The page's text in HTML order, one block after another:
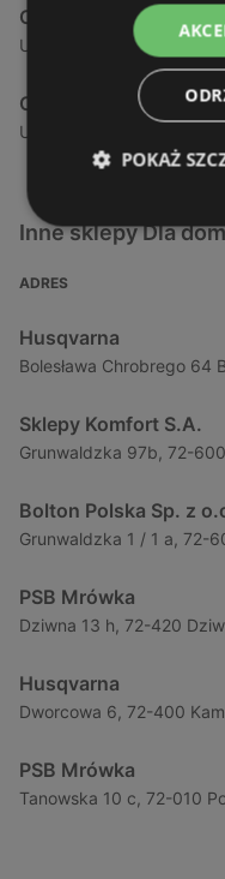
Castorama
Ul. Stargardzka 1b, 73-
Castorama
Ul. Paderewskiego 2, 75-
Inne sklepy Dla
ADRES
Husqvarna
Bolesława Chrobrego 64
Sklepy Komfort S.A.
Grunwaldzka 97b, 72-
Bolton Polska Sp. z
Grunwaldzka 1 / 1 a, 72-
PSB Mrówka
Dziwna 13 h, 72-420
Husqvarna
Dworcowa 6, 72-400
PSB Mrówka
Tanowska 10 c, 72-010
POKAŻ